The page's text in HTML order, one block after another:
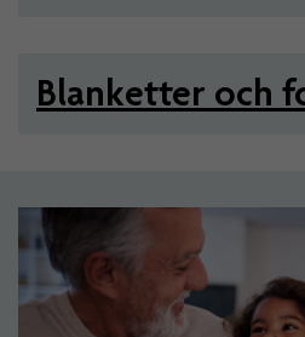
Blanketter och
Artiklar